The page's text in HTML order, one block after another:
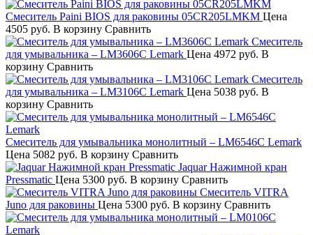
Смеситель Paini BIOS для раковины 05CR205LMKM Цена
4505 руб. В корзину Сравнить
Смеситель
для умывальника – LM3606C Lemark Цена 4972 руб. В
корзину Сравнить
Смеситель
для умывальника – LM3106C Lemark Цена 5038 руб. В
корзину Сравнить
Смеситель для умывальника монолитный – LM6546C Lemark
Цена 5082 руб. В корзину Сравнить
Jaquar Нажимной кран
Pressmatic Цена 5300 руб. В корзину Сравнить
Смеситель VITRA
Juno для раковины Цена 5300 руб. В корзину Сравнить